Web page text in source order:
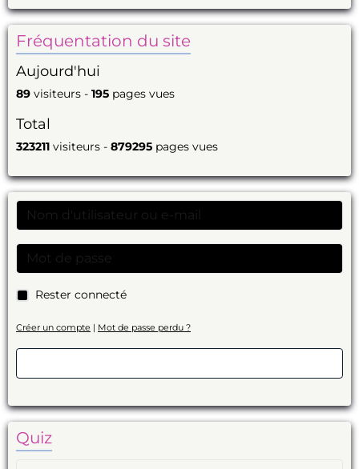
Fréquentation du site
Aujourd'hui
89 visiteurs - 195 pages vues
Total
323211 visiteurs - 879295 pages vues
Rester connecté
Créer un compte | Mot de passe perdu ?
Quiz